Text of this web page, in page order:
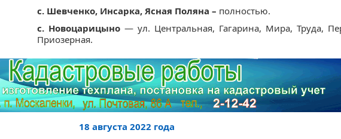
с. Шевченко, Инсарка, Ясная Поляна – полностью.
с. Новоцарицыно — ул. Центральная, Гагарина, Мира, Труда,
Приозерная.
18 августа 2022 года